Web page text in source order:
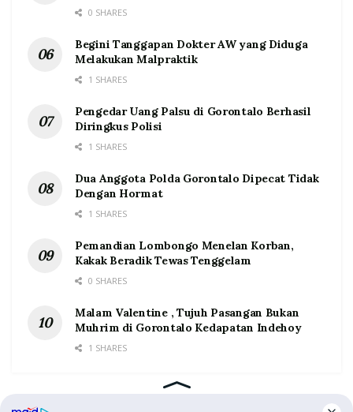
0 SHARES
Begini Tanggapan Dokter AW yang Diduga
Melakukan Malpraktik
1 SHARES
Pengedar Uang Palsu di Gorontalo Berhasil
Diringkus Polisi
1 SHARES
Dua Anggota Polda Gorontalo Dipecat Tidak
Dengan Hormat
1 SHARES
Pemandian Lombongo Menelan Korban,
Kakak Beradik Tewas Tenggelam
0 SHARES
Malam Valentine , Tujuh Pasangan Bukan
Muhrim di Gorontalo Kedapatan Indehoy
1 SHARES